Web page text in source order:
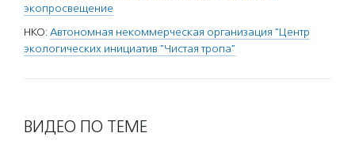
экопросвещение
НКО: Автономная некоммерческая организация "Центр
экологических инициатив "Чистая тропа"
ВИДЕО ПО ТЕМЕ